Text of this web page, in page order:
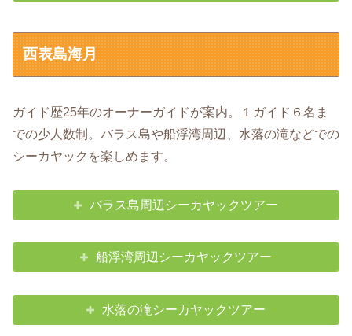
西表島海月
ガイド歴25年のオーナーガイドが案内。１ガイド６名ま
での少人数制。バラス島や船浮湾周辺、水落の滝などでの
シーカヤックを楽しめます。
バラス島周辺シーカヤックツアー
船浮湾周辺シーカヤックツアー
水落の滝シーカヤックツアー